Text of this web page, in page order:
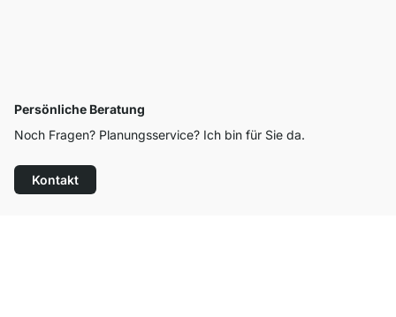
Persönliche Beratung
Noch Fragen? Planungsservice? Ich bin für Sie da.
Kontakt